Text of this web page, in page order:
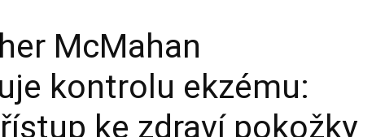
McMahan
kontrolu ekzému:
ke zdraví pokožky